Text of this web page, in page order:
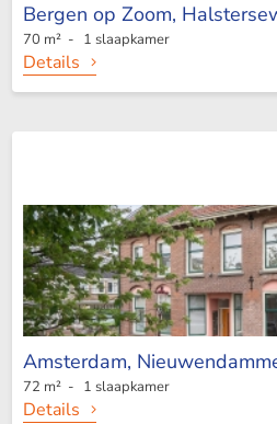
Bergen op Zoom,
70 m² - 1 slaapkamer
Details
Amsterdam,
72 m² - 1 slaapkamer
Details